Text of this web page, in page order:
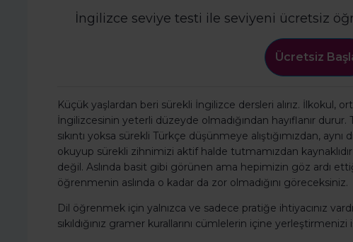
İngilizce seviye testi ile seviyeni ücretsiz
Ücretsiz
Küçük yaşlardan beri sürekli İngilizce dersleri alırız. İlkokul,
İngilizcesinin yeterli düzeyde olmadığından hayıflanır
sıkıntı yoksa sürekli Türkçe düşünmeye alıştığımızdan,
okuyup sürekli zihnimizi aktif halde tutmamızdan
değil. Aslında basit gibi görünen ama hepimizin göz ardı
öğrenmenin aslında o kadar da zor olmadığını göreceksiniz.
Dil öğrenmek için yalnızca ve sadece pratiğe ihtiyacınız
sıkıldığınız gramer kurallarını cümlelerin içine